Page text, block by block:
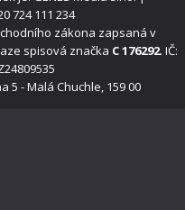
724 111 234
zákona zapsaná v
spisová značka C 176292. IČ:
5 - Malá Chuchle, 159 00